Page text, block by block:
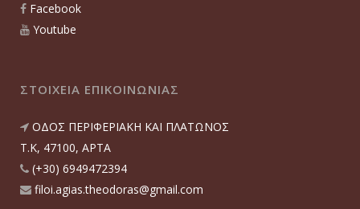
Facebook
Youtube
ΣΤΟΙΧΕΙΑ ΕΠΙΚΟΙΝΩΝΙΑΣ
ΟΔΟΣ ΠΕΡΙΦΕΡΙΑΚΗ ΚΑΙ ΠΛΑΤΩΝΟΣ
T.K, 47100, ΑΡΤΑ
(+30) 6949472394
filoi.agias.theodoras@gmail.com